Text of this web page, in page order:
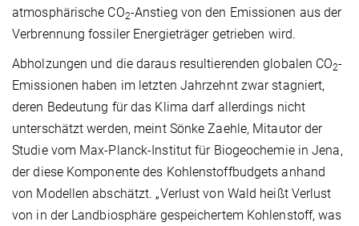
atmosphärische CO2-Anstieg von den Emissionen aus der
Verbrennung fossiler Energieträger getrieben wird.
Abholzungen und die daraus resultierenden globalen CO2-
Emissionen haben im letzten Jahrzehnt zwar stagniert,
deren Bedeutung für das Klima darf allerdings nicht
unterschätzt werden, meint Sönke Zaehle, Mitautor der
Studie vom Max-Planck-Institut für Biogeochemie in Jena,
der diese Komponente des Kohlenstoffbudgets anhand
von Modellen abschätzt. „Verlust von Wald heißt Verlust
von in der Landbiosphäre gespeichertem Kohlenstoff, was